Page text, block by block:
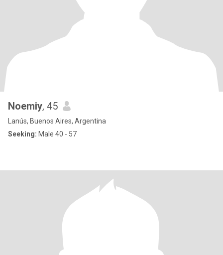
Noemiy, 45
Lanús, Buenos Aires, Argentina
Seeking: Male 40 - 57